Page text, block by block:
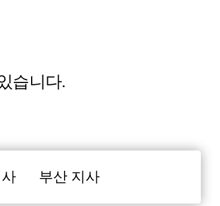
습니다.
부산 지사